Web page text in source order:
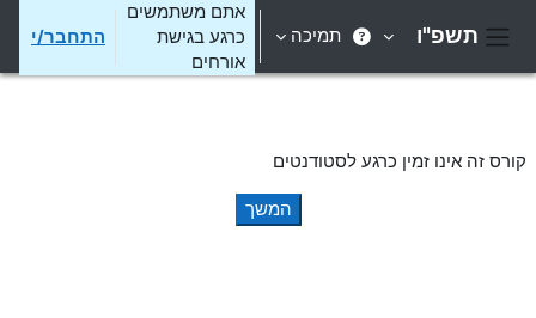
תשפ"ו תמיכה
אתם משתמשים
כרגע בגישת
אורחים
התחבר/י
קורס זה אינו זמין כרגע לסטודנטים
המשך